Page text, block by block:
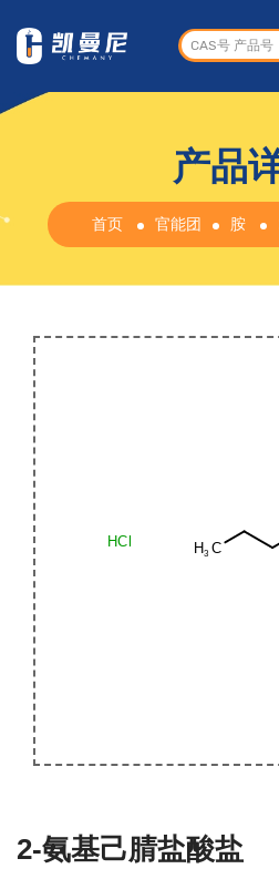
产品
首页 官能团 胺
2-氨基己腈盐酸盐